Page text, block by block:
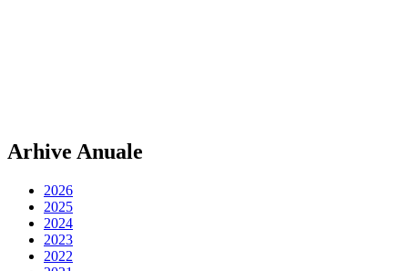
Arhive Anuale
2026
2025
2024
2023
2022